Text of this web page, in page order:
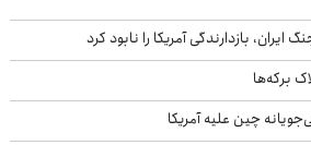
بازدارندگی آمریکا را نابود کرد
برکه‌ها
چین علیه آمریکا